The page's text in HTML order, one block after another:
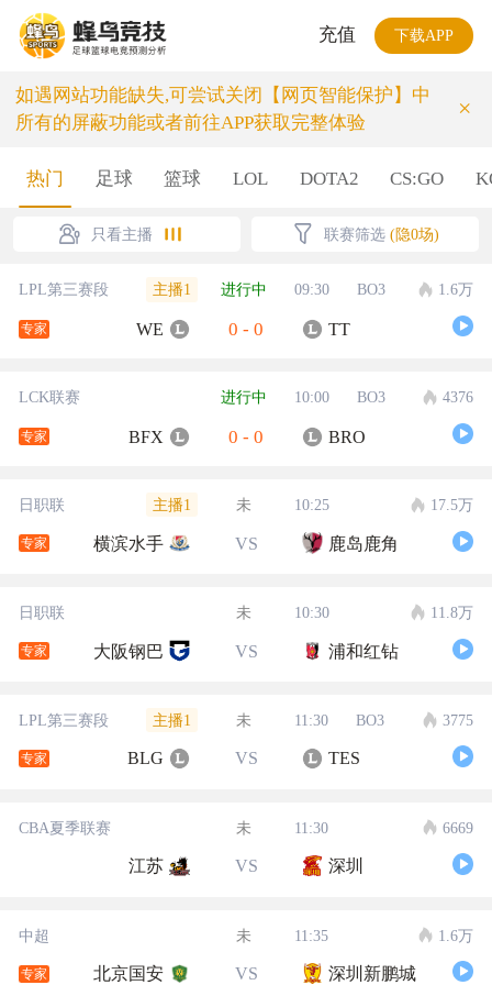
充值 下载APP
如遇网站功能缺失,可尝试关闭【网页智能保护】中
所有的屏蔽功能或者前往APP获取完整体验
×
热门 足球 篮球 LOL DOTA2 CS:GO
只看主播 联赛筛选 (隐0场)
LPL第三赛段 主播1 进行中 09:30 BO3 1.6万
专家 WE 0 - 0 TT
LCK联赛 进行中 10:00 BO3 4376
专家 BFX 0 - 0 BRO
日职联 主播1 未 10:25 17.5万
专家 横滨水手 VS 鹿岛鹿角
日职联 未 10:30 11.8万
专家 大阪钢巴 VS 浦和红钻
LPL第三赛段 主播1 未 11:30 BO3 3775
专家 BLG VS TES
CBA夏季联赛 未 11:30 6669
江苏 VS 深圳
中超 未 11:35 1.6万
专家 北京国安 VS 深圳新鹏城